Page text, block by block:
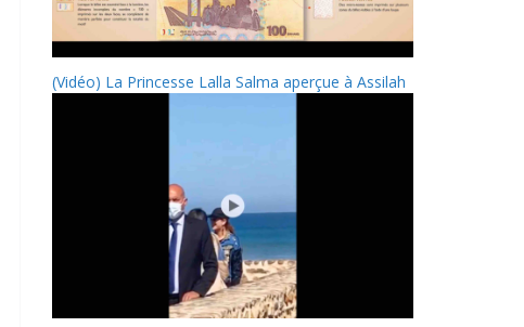
(Vidéo) La Princesse Lalla Salma aperçue à Assilah